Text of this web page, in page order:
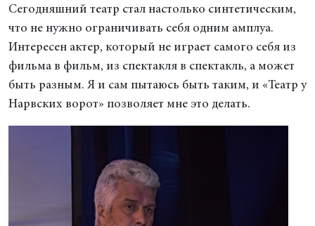
Сегодняшний театр стал настолько синтетическим,
что не нужно ограничивать себя одним амплуа.
Интересен актер, который не играет самого себя из
фильма в фильм, из спектакля в спектакль, а может
быть разным. Я и сам пытаюсь быть таким, и «Театр у
Нарвских ворот» позволяет мне это делать.